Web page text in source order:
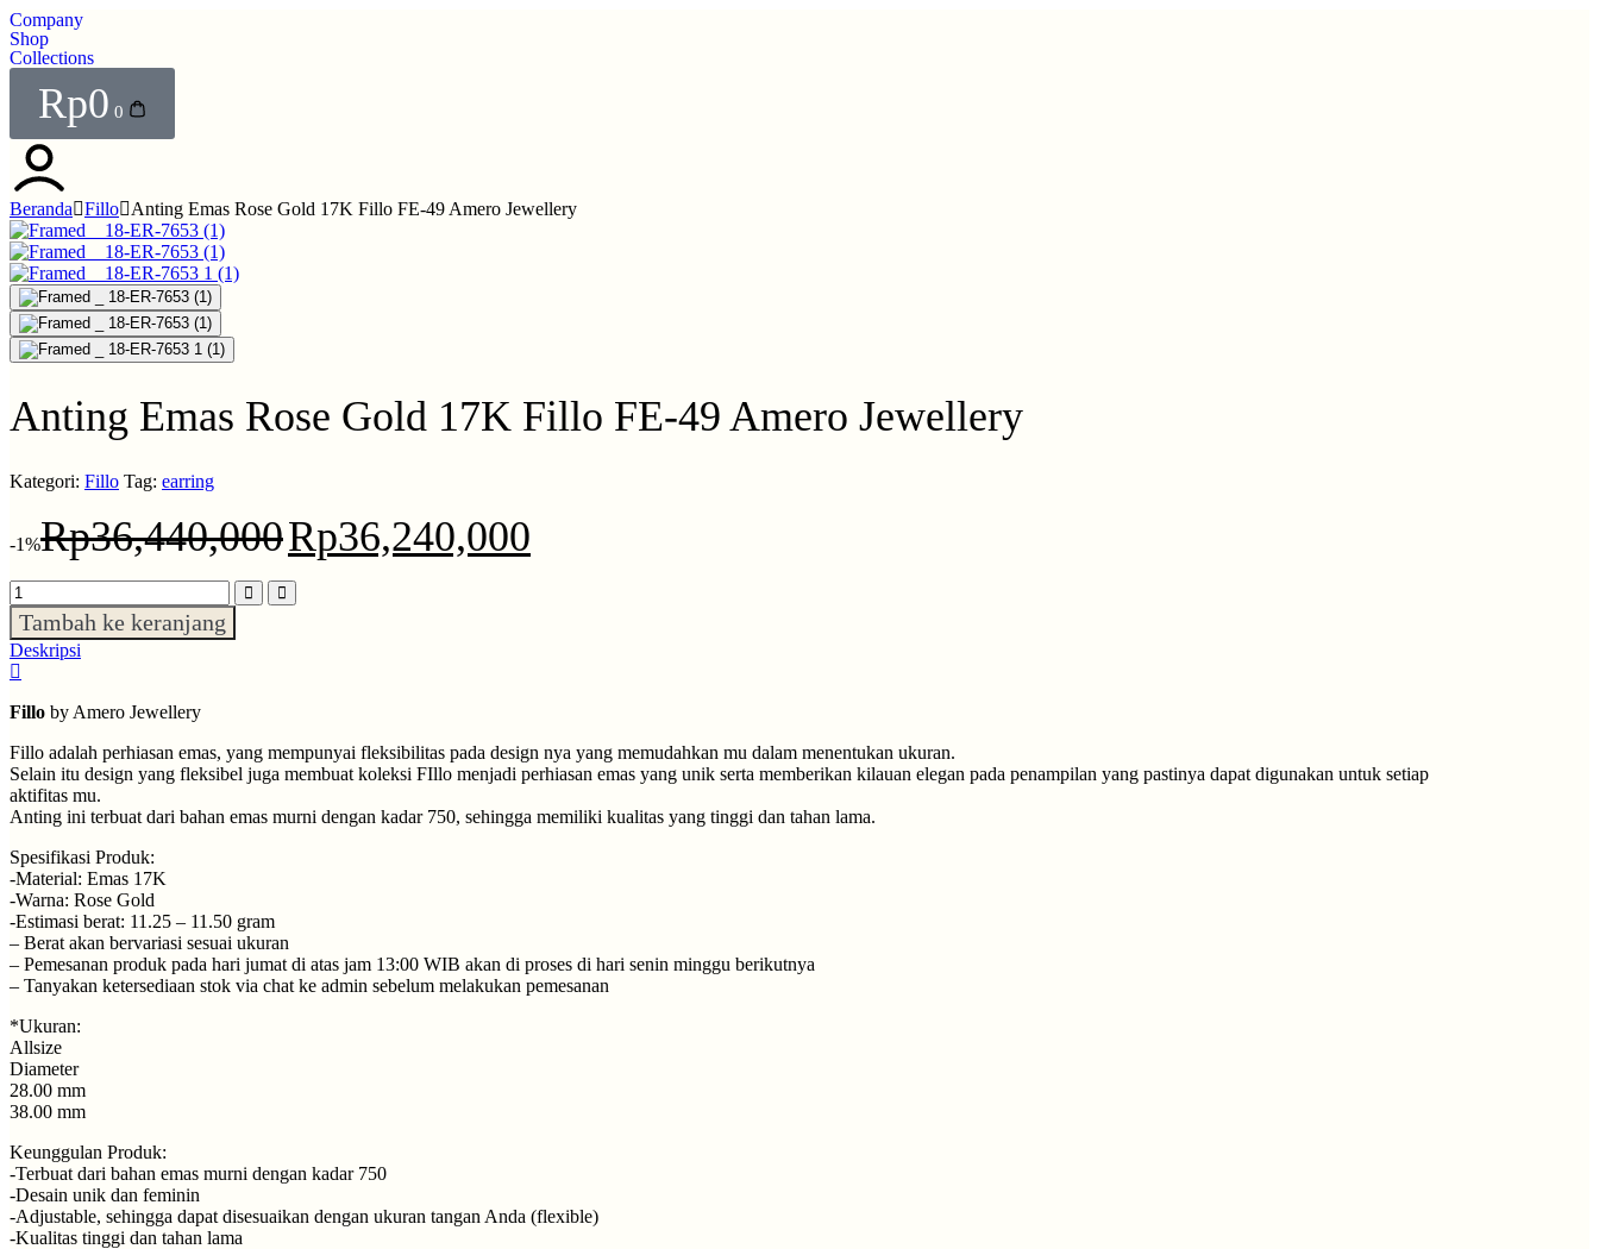
Company
Shop
Collections
Rp0 0
Beranda Fillo Anting Emas Rose Gold 17K Fillo FE-49 Amero Jewellery
Anting Emas Rose Gold 17K Fillo FE-49 Amero Jewellery
Kategori: Fillo Tag: earring
-1%Rp36,440,000Rp36,240,000
Tambah ke keranjang
Deskripsi
Fillo by Amero Jewellery
Fillo adalah perhiasan emas, yang mempunyai fleksibilitas pada design nya yang memudahkan mu dalam menentukan ukuran.
Selain itu design yang fleksibel juga membuat koleksi FIllo menjadi perhiasan emas yang unik serta memberikan kilauan elegan pada penampilan yang pastinya dapat digunakan untuk setiap
aktifitas mu.
Anting ini terbuat dari bahan emas murni dengan kadar 750, sehingga memiliki kualitas yang tinggi dan tahan lama.
Spesifikasi Produk:
-Material: Emas 17K
-Warna: Rose Gold
-Estimasi berat: 11.25 – 11.50 gram
– Berat akan bervariasi sesuai ukuran
– ⁠Pemesanan produk pada hari jumat di atas jam 13:00 WIB akan di proses di hari senin minggu berikutnya
– ⁠Tanyakan ketersediaan stok via chat ke admin sebelum melakukan pemesanan
*Ukuran:
Allsize
Diameter
28.00 mm
38.00 mm
Keunggulan Produk:
-Terbuat dari bahan emas murni dengan kadar 750
-Desain unik dan feminin
-Adjustable, sehingga dapat disesuaikan dengan ukuran tangan Anda (flexible)
-Kualitas tinggi dan tahan lama